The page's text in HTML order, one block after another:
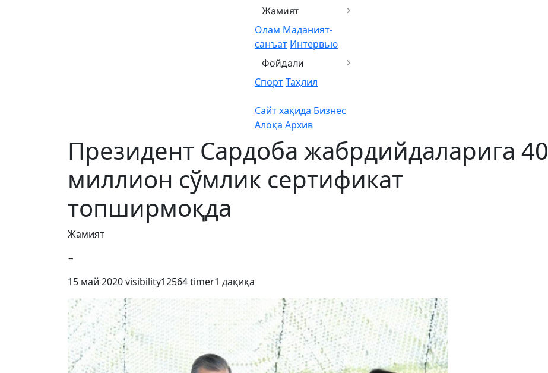
Жамият
Олам Маданият-
санъат Интервью
Фойдали
СпортТаҳлил
Сайт хақида Бизнес
Алоқа Архив
Президент Сардоба жабрдийдаларига 40
миллион сўмлик сертификат
топширмоқда
Жамият
−
15 май 2020visibility12564timer1 дақиқа